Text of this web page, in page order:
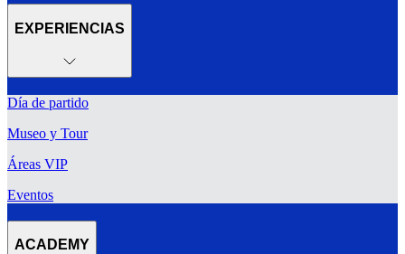
EXPERIENCIAS
Día de partido
Museo y Tour
Áreas VIP
Eventos
ACADEMY